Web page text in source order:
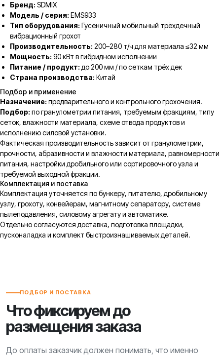
Бренд: SDMIX
Модель / серия: EMS933
Тип оборудования: Гусеничный мобильный трёхдечный
вибрационный грохот
Производительность: 200–280 т/ч для материала ≤32 мм
Мощность: 90 кВт в гибридном исполнении
Питание / продукт: до 200 мм / по сеткам трёх дек
Страна производства: Китай
Подбор и применение
Назначение: предварительного и контрольного грохочения.
Подбор: по гранулометрии питания, требуемым фракциям, типу
сеток, влажности материала, схеме отвода продуктов и
исполнению силовой установки.
Фактическая производительность зависит от гранулометрии,
прочности, абразивности и влажности материала, равномерности
питания, настройки дробильного или сортировочного узла и
требуемой выходной фракции.
Комплектация и поставка
Комплектация уточняется по бункеру, питателю, дробильному
узлу, грохоту, конвейерам, магнитному сепаратору, системе
пылеподавления, силовому агрегату и автоматике.
Отдельно согласуются доставка, подготовка площадки,
пусконаладка и комплект быстроизнашиваемых деталей.
ПОДБОР И ПОСТАВКА
Что фиксируем до
размещения заказа
До оплаты заказчик должен понимать, что именно